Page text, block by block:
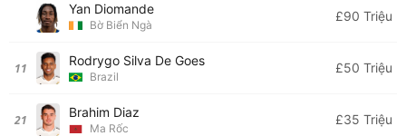
Yan Diomande
Bờ Biển Ngà
£90 Triệu
11 Rodrygo Silva De Goes
Brazil
£50 Triệu
21 Brahim Diaz
Ma Rốc
£35 Triệu